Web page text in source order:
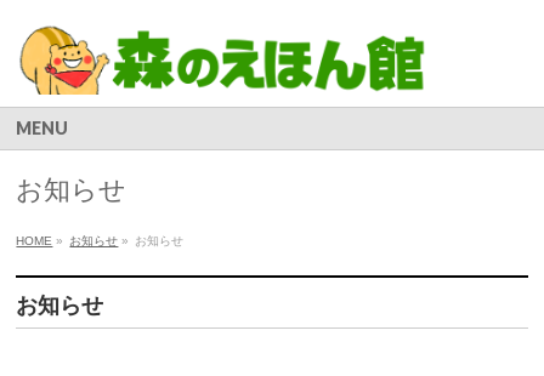
MENU
お知らせ
HOME » お知らせ » お知らせ
お知らせ